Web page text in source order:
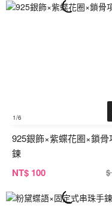
1/6
925銀飾×紫蝶花圈×鎖骨
鍊
NT$ 100